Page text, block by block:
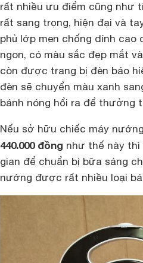
rất nhiều ưu điểm cũng như
rất sang trọng, hiện đại và
phủ lớp men chống dính
ngon, có màu sắc đẹp mắt
còn được trang bị đèn báo
đèn sẽ chuyển màu xanh
bánh nóng hổi ra để thưởng
Nếu sở hữu chiếc máy
440.000 đồng như thế này thì
gian để chuẩn bị bữa sáng
nướng được rất nhiều loại